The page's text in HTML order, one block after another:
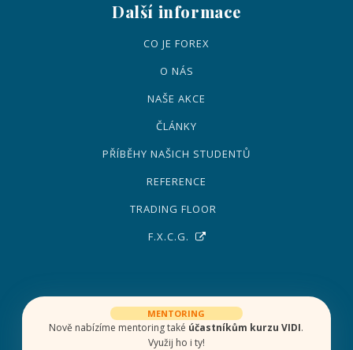
Další informace
CO JE FOREX
O NÁS
NAŠE AKCE
ČLÁNKY
PŘÍBĚHY NAŠICH STUDENTŮ
REFERENCE
TRADING FLOOR
F.X.C.G.
MENTORING
Nově nabízíme mentoring také účastníkům kurzu VIDI.
Využij ho i ty!